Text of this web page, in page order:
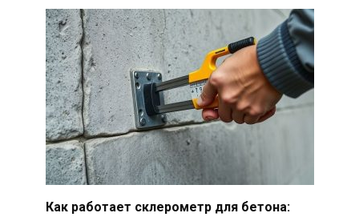
Как работает склерометр для бетона: